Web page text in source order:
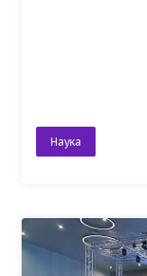
Наука